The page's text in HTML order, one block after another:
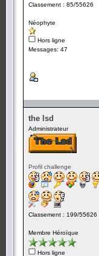
Classement : 85/55626
Néophyte
Hors ligne
Messages: 47
the lsd
Administrateur
Profil challenge
Classement : 199/55626
Membre Héroïque
Hors ligne